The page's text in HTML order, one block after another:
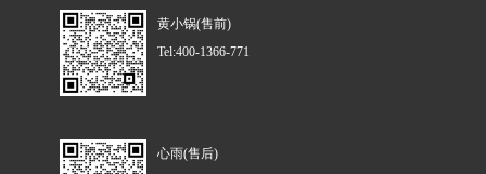
黄小锅(售前)
Tel:400-1366-771
心雨(售后)